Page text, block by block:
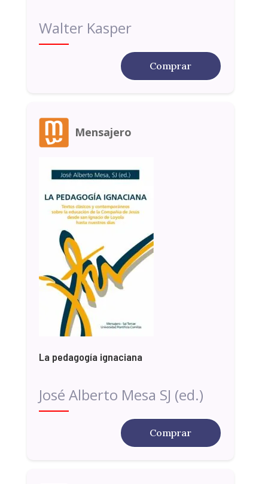
Walter Kasper
Comprar
Mensajero
La pedagogía ignaciana
José Alberto Mesa SJ (ed.)
Comprar